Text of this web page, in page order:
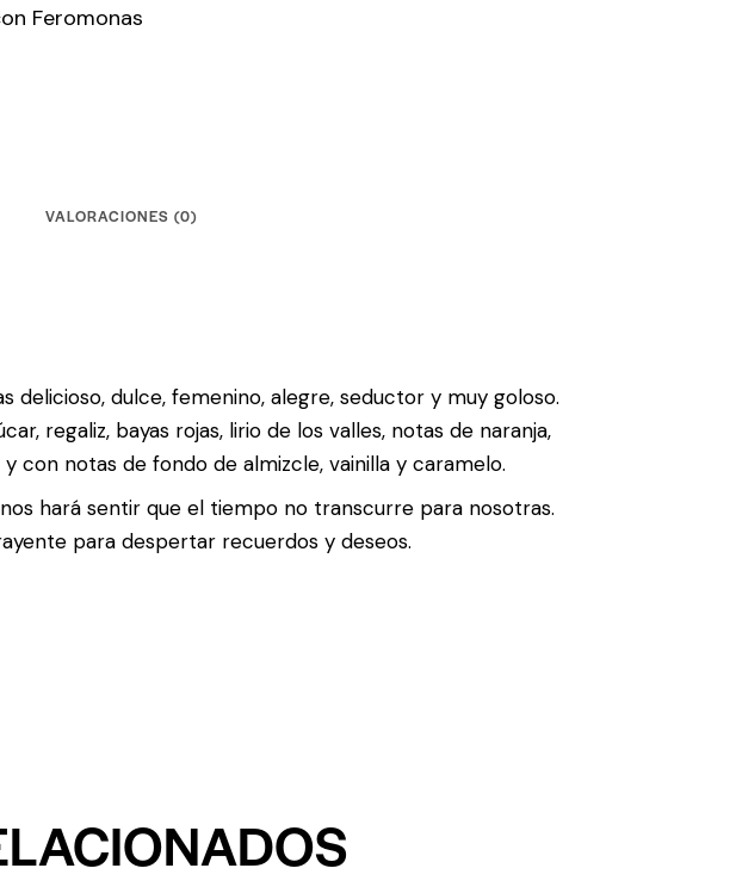
Feromonas
VALORACIONES (0)
delicioso, dulce, femenino, alegre, seductor y muy goloso.
regaliz, bayas rojas, lirio de los valles, notas de naranja,
con notas de fondo de almizcle, vainilla y caramelo.
hará sentir que el tiempo no transcurre para nosotras.
para despertar recuerdos y deseos.